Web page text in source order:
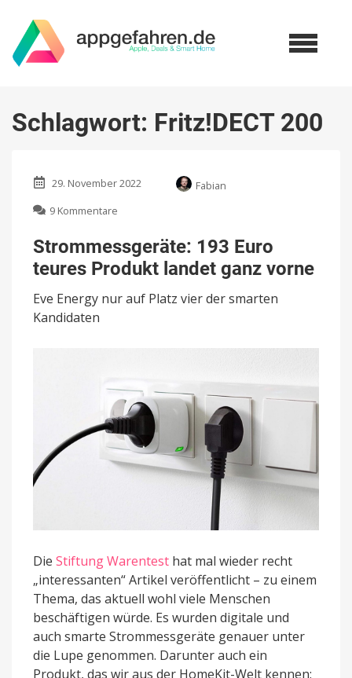
Schlagwort: Fritz!DECT 200
29. November 2022
Fabian
9 Kommentare
193
Euro
teures
landet
Strommessgeräte: 193 Euro
teures Produkt landet ganz vorne
Eve Energy nur auf Platz vier der smarten
Kandidaten
Die Stiftung Warentest hat mal wieder recht
„interessanten“ Artikel veröffentlicht – zu einem
Thema, das aktuell wohl viele Menschen
beschäftigen würde. Es wurden digitale und
auch smarte Strommessgeräte genauer unter
die Lupe genommen. Darunter auch ein
Produkt, das wir aus der HomeKit-Welt kennen: